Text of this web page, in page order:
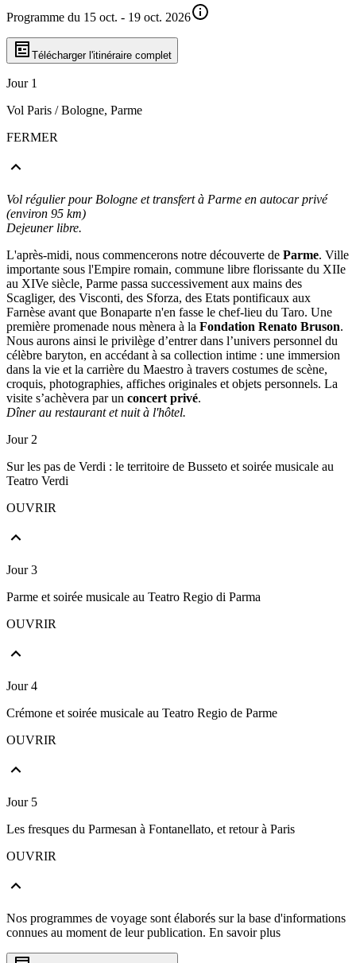
Programme du 15 oct. - 19 oct. 2026
Télécharger l'itinéraire complet
Jour 1
Vol Paris / Bologne, Parme
FERMER
Vol régulier pour Bologne et transfert à Parme en autocar privé
(environ 95 km)
Dejeuner libre.
L'après-midi, nous commencerons notre découverte de Parme. Ville
importante sous l'Empire romain, commune libre florissante du XIIe
au XIVe siècle, Parme passa successivement aux mains des
Scagliger, des Visconti, des Sforza, des Etats pontificaux aux
Farnèse avant que Bonaparte n'en fasse le chef-lieu du Taro. Une
première promenade nous mènera à la Fondation Renato Bruson.
Nous aurons ainsi le privilège d’entrer dans l’univers personnel du
célèbre baryton, en accédant à sa collection intime : une immersion
dans la vie et la carrière du Maestro à travers costumes de scène,
croquis, photographies, affiches originales et objets personnels. La
visite s’achèvera par un concert privé.
Dîner au restaurant et nuit à l'hôtel.
Jour 2
Sur les pas de Verdi : le territoire de Busseto et soirée musicale au
Teatro Verdi
OUVRIR
Jour 3
Parme et soirée musicale au Teatro Regio di Parma
OUVRIR
Jour 4
Crémone et soirée musicale au Teatro Regio de Parme
OUVRIR
Jour 5
Les fresques du Parmesan à Fontanellato, et retour à Paris
OUVRIR
Nos programmes de voyage sont élaborés sur la base d'informations
connues au moment de leur publication. En savoir plus